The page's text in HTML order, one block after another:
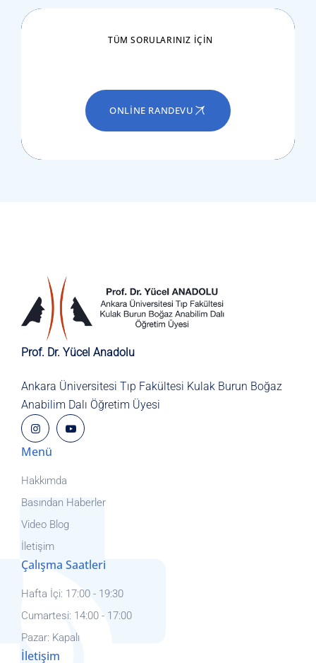
TÜM SORULARINIZ IÇIN
ONLINE RANDEVU
Prof. Dr. Yücel Anadolu
Ankara Üniversitesi Tıp Fakültesi Kulak Burun Boğaz
Anabilim Dalı Öğretim Üyesi
Menü
Hakkımda
Basından Haberler
Video Blog
İletişim
Çalışma Saatleri
Hafta İçi: 17:00 - 19:30
Cumartesi: 14:00 - 17:00
Pazar: Kapalı
İletişim